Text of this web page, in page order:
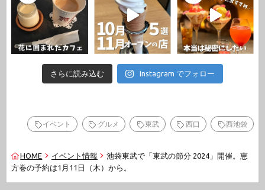
さらに読み込む Instagram でフォロー
イベント グルメ 東武 西口 西池袋
HOME イベント情報
池袋東武で「東武の節分 2024」開催。恵
方巻の予約は1月11日（木）から。